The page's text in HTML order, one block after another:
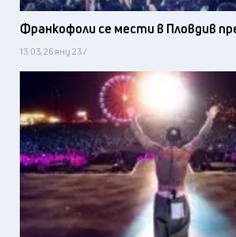
Франкофоли се мести в Пловдив
13:03, 26 яну 23 /